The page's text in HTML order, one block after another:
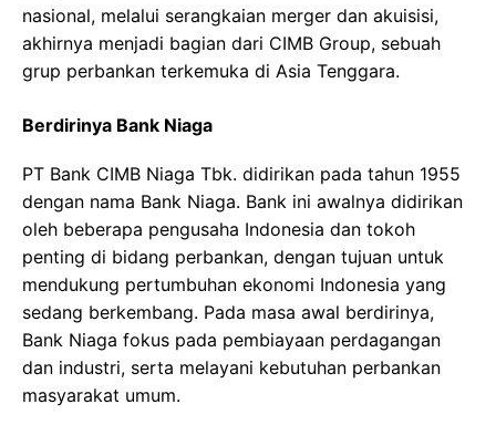
nasional, melalui serangkaian merger dan akuisisi,
akhirnya menjadi bagian dari CIMB Group, sebuah
grup perbankan terkemuka di Asia Tenggara.
Berdirinya Bank Niaga
PT Bank CIMB Niaga Tbk. didirikan pada tahun 1955
dengan nama Bank Niaga. Bank ini awalnya didirikan
oleh beberapa pengusaha Indonesia dan tokoh
penting di bidang perbankan, dengan tujuan untuk
mendukung pertumbuhan ekonomi Indonesia yang
sedang berkembang. Pada masa awal berdirinya,
Bank Niaga fokus pada pembiayaan perdagangan
dan industri, serta melayani kebutuhan perbankan
masyarakat umum.